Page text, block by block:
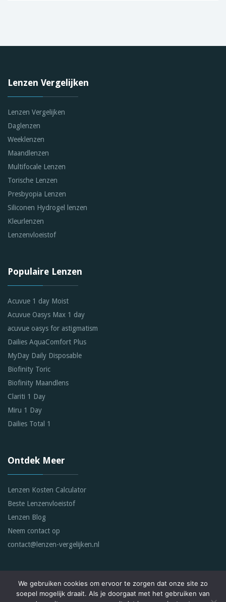
Lenzen Vergelijken
Lenzen Vergelijken
Daglenzen
Weeklenzen
Maandlenzen
Multifocale Lenzen
Torische Lenzen
Presbyopia Lenzen
Siliconen Hydrogel lenzen
Kleurlenzen
Lenzenvloeistof
Populaire Lenzen
Acuvue 1 day Moist
Acuvue Oasys Max 1 day
acuvue oasys for astigmatism
Dailies AquaComfort Plus
MyDay Daily Disposable
Biofinity Toric
Biofinity Maandlens
Clariti 1 Day
Miru 1 Day
Dailies Total 1
Ontdek Meer
Lenzen Kosten Calculator
Beste Lenzenvloeistof
Lenzen Blog
Neem contact op
contact@lenzen-vergelijken.nl
We gebruiken cookies om ervoor te zorgen dat onze site zo
soepel mogelijk draait. Als je doorgaat met het gebruiken van